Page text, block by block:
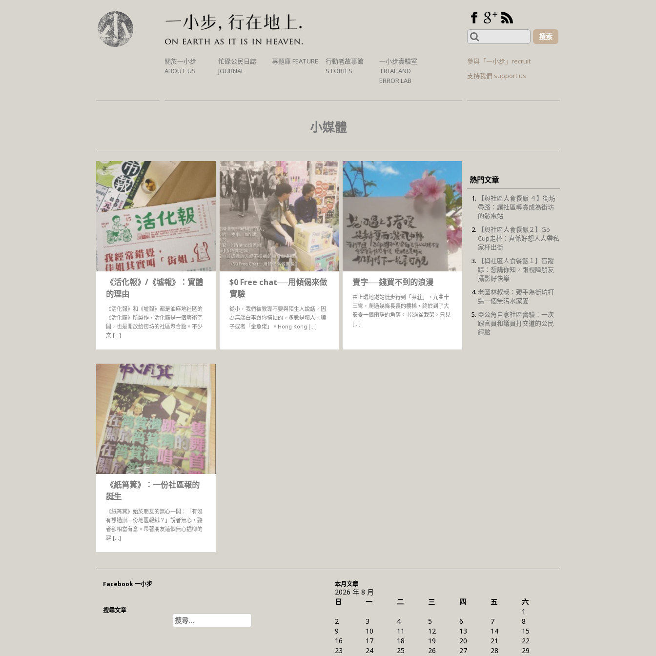
Search
for:
SKIP
TO
關於一小步
ABOUT US
忙碌公民日誌
JOURNAL
專題庫 FEATURE
行動者故事館
STORIES
一小步實驗室
TRIAL AND
ERROR LAB
參與「一小步」recruit
支持我們 support us
小媒體
《活化報》/《墟報》：實體
的理由
《活化報》和《墟報》都是油麻地社區的
《活化廳》所製作，活化廳是一個藝術空
間，也是開放給街坊的社區聚合點。不少
文 […]
$0 Free chat──用傾偈來做
實驗
從小，我們被教導不要與陌生人說話，因
為無端白事跟你搭訕的，多數是壞人、騙
子或者「金魚佬」。Hong Kong […]
賣字──錢買不到的浪漫
由上環地鐵站徒步行到「茶莊」，九曲十
三彎，爬過幾條長長的樓梯，終於到了大
安臺一個幽靜的角落。 拐過盆栽架，只見
[…]
《紙筲箕》：一份社區報的
誕生
《紙筲箕》始於朋友的無心一問：「有沒
有想過辦一份地區報紙？」說者無心，聽
者卻相當有意。帶著朋友這個無心插柳的
建 […]
熱門文章
【與社區人食餐飯 ４】街坊
帶路：讓社區導賞成為街坊
的發電站
【與社區人食餐飯２】Go
Cup走杯：真係好想人人帶私
家杯出街
【與社區人食餐飯１】盲蹤
踪：想講你知，跟視障朋友
攝影好快樂
老圍林叔叔：親手為街坊打
造一個無污水家園
亞公角自家社區實驗：一次
跟官員和議員打交道的公民
經驗
Facebook 一小步
搜尋文章
搜
尋
本月文章
2026 年 8 月
日
一 二 三 四 五
六
1
2
3 4 5 6 7
8
9
10 11 12 13 14
15
16
17 18 19 20 21
22
23
24 25 26 27 28
29